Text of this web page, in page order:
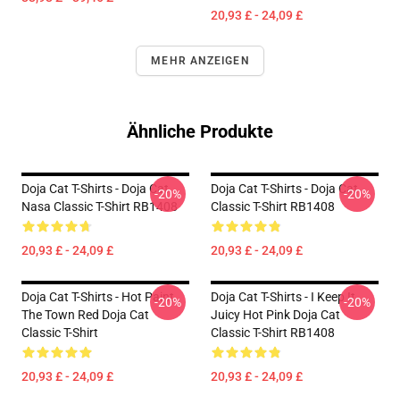
20,93 £ - 24,09 £
MEHR ANZEIGEN
Ähnliche Produkte
Doja Cat T-Shirts - Doja Cat
Nasa Classic T-Shirt RB1408
20,93 £ - 24,09 £
-20%
Doja Cat T-Shirts - Doja Cat
Classic T-Shirt RB1408
20,93 £ - 24,09 £
-20%
Doja Cat T-Shirts - Hot Paint
The Town Red Doja Cat
Classic T-Shirt
20,93 £ - 24,09 £
-20%
Doja Cat T-Shirts - I Keep It
Juicy Hot Pink Doja Cat
Classic T-Shirt RB1408
20,93 £ - 24,09 £
-20%